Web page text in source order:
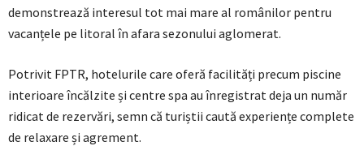
demonstrează interesul tot mai mare al românilor pentru
vacanțele pe litoral în afara sezonului aglomerat.
Potrivit FPTR, hotelurile care oferă facilități precum piscine
interioare încălzite și centre spa au înregistrat deja un număr
ridicat de rezervări, semn că turiștii caută experiențe complete
de relaxare și agrement.